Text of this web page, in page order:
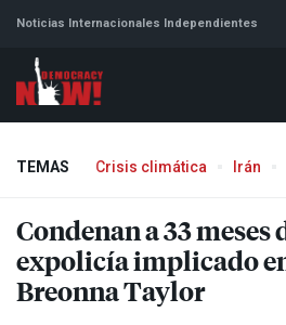
Noticias Internacionales Independientes
TEMAS Crisis climática Irán
Condenan a 33 meses
expolicía implicado
Breonna Taylor